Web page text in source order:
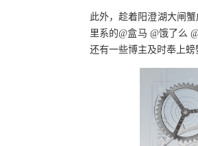
此外，趁着阳澄湖大闸
里系的@盒马 @饿了么
还有一些博主及时奉上螃